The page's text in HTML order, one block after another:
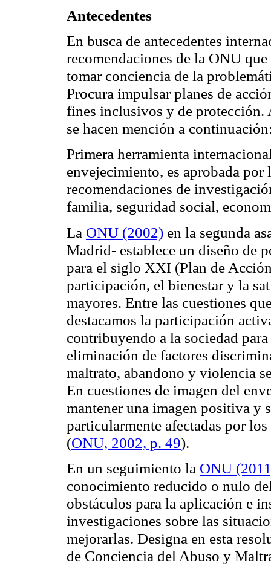
Antecedentes
En busca de antecedentes
recomendaciones de la ONU
tomar conciencia de la
Procura impulsar planes de
fines inclusivos y de
se hacen mención a
Primera herramienta
envejecimiento, es aprobada
recomendaciones de
familia, seguridad social,
La ONU (2002) en la segunda
Madrid- establece un diseño de
para el siglo XXI (Plan de
participación, el bienestar y la
mayores. Entre las cuestiones
destacamos la participación
contribuyendo a la sociedad
eliminación de factores
maltrato, abandono y violencia
En cuestiones de imagen del
mantener una imagen positiva y
particularmente afectadas por
(ONU, 2002, p. 49).
En un seguimiento la ONU
conocimiento reducido o nulo
obstáculos para la aplicación e
investigaciones sobre las
mejorarlas. Designa en esta
de Conciencia del Abuso y